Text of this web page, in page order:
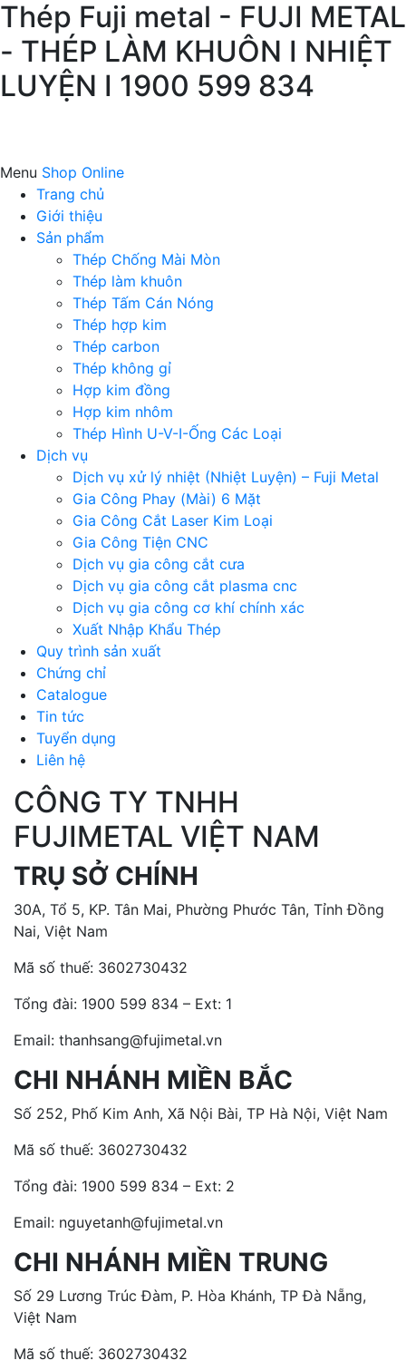
Thép Fuji metal - FUJI METAL
- THÉP LÀM KHUÔN I NHIỆT
LUYỆN I 1900 599 834
Menu Shop Online
Trang chủ
Giới thiệu
Sản phẩm
Thép Chống Mài Mòn
Thép làm khuôn
Thép Tấm Cán Nóng
Thép hợp kim
Thép carbon
Thép không gỉ
Hợp kim đồng
Hợp kim nhôm
Thép Hình U-V-I-Ống Các Loại
Dịch vụ
Dịch vụ xử lý nhiệt (Nhiệt Luyện) – Fuji Metal
Gia Công Phay (Mài) 6 Mặt
Gia Công Cắt Laser Kim Loại
Gia Công Tiện CNC
Dịch vụ gia công cắt cưa
Dịch vụ gia công cắt plasma cnc
Dịch vụ gia công cơ khí chính xác
Xuất Nhập Khẩu Thép
Quy trình sản xuất
Chứng chỉ
Catalogue
Tin tức
Tuyển dụng
Liên hệ
CÔNG TY TNHH
FUJIMETAL VIỆT NAM
TRỤ SỞ CHÍNH
30A, Tổ 5, KP. Tân Mai, Phường Phước Tân, Tỉnh Đồng
Nai, Việt Nam
Mã số thuế: 3602730432
Tổng đài: 1900 599 834 – Ext: 1
Email: thanhsang@fujimetal.vn
CHI NHÁNH MIỀN BẮC
Số 252, Phố Kim Anh, Xã Nội Bài, TP Hà Nội, Việt Nam
Mã số thuế: 3602730432
Tổng đài: 1900 599 834 – Ext: 2
Email: nguyetanh@fujimetal.vn
CHI NHÁNH MIỀN TRUNG
Số 29 Lương Trúc Đàm, P. Hòa Khánh, TP Đà Nẵng,
Việt Nam
Mã số thuế: 3602730432